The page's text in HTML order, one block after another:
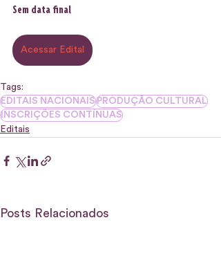
Sem data final
Acessar Edital
Tags:
EDITAIS NACIONAISPRODUÇÃO CULTURAL
INSCRIÇÕES CONTÍNUAS
Editais
Posts Relacionados